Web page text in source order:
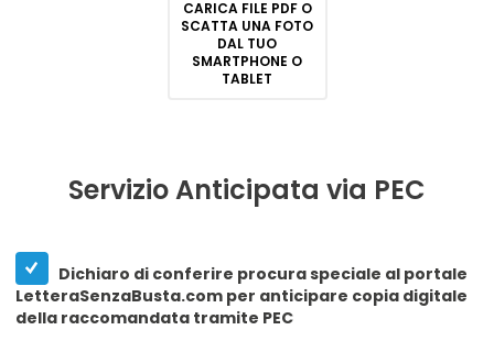
CARICA FILE PDF O
SCATTA UNA FOTO
DAL TUO
SMARTPHONE O
TABLET
Servizio Anticipata via PEC
Dichiaro di conferire procura speciale al portale
LetteraSenzaBusta.com per anticipare copia digitale
della raccomandata tramite PEC